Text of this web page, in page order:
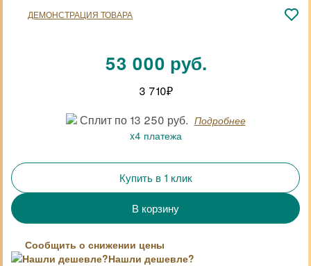
ДЕМОНСТРАЦИЯ ТОВАРА
53 000 руб.
3 710₽
Сплит по 13 250 руб. Подробнее
x4 платежа
Купить в 1 клик
Сообщить о снижении цены
Нашли дешевле?